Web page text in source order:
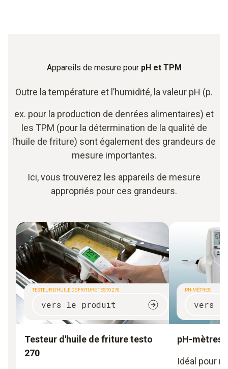
Appareils de mesure pour pH et TPM
Outre la température et l’humidité, la valeur pH (p.
ex. pour la production de denrées alimentaires) et
les TPM (pour la détermination de la qualité de
l’huile de friture) sont également des grandeurs de
mesure importantes.
Ici, vous trouverez les appareils de mesure
appropriés pour ces grandeurs.
TESTEUR D'HUILE DE FRITURE TESTO 270
vers le produit
Testeur d'huile de friture testo
270
PH-MÈTRES
vers
pH-mètres
Idéal pour